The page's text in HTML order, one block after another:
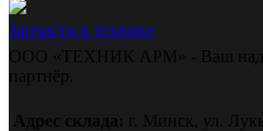
Запчасти к технике
ООО «ТЕХНИК АРМ» - Ваш
партнёр.
Адрес склада:
г. Минск, ул.